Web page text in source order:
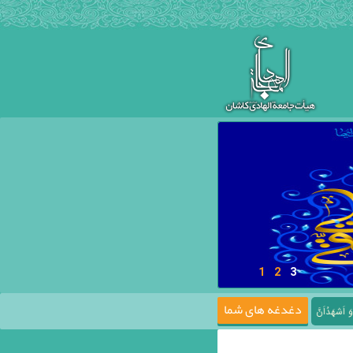
1 2 3
دغدغه های شما
مُحَمَّدًا عَبدُهُ وَ رَسُولُهُ السَّلامُ عَلَيْكُمْ يَا أَهْلَ بَيْتِ النُّبُوَّةِ وَ مَوْضِعَ الرِّسَالَةِ وَ مُخْتَلَفَ